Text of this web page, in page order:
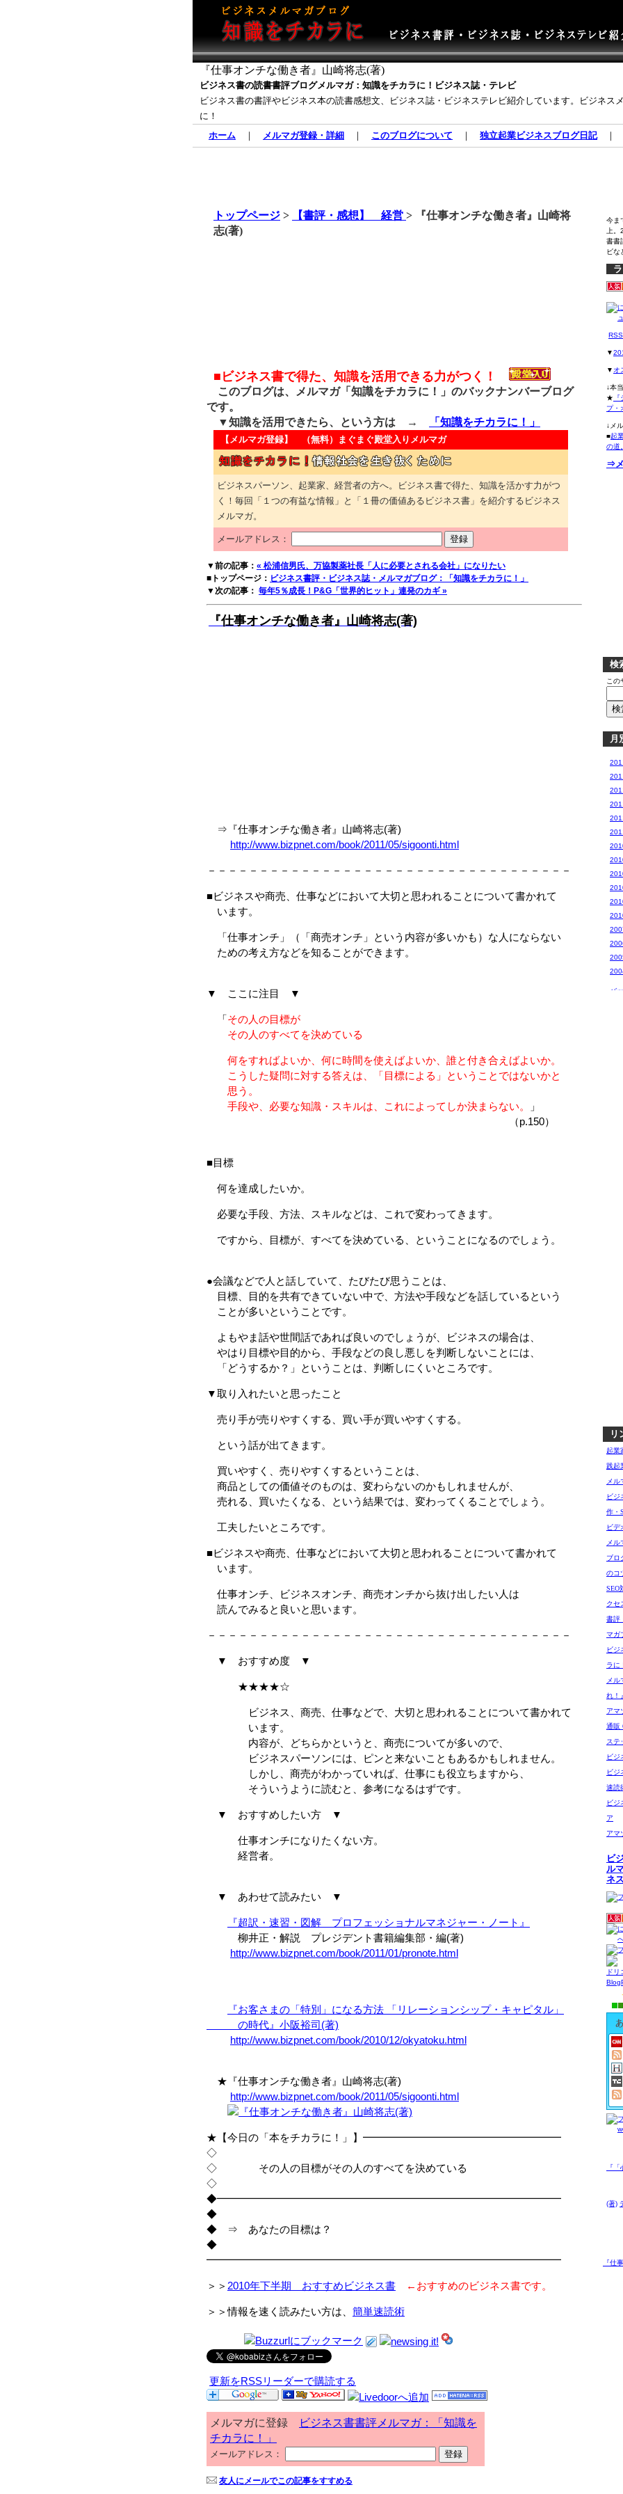
『仕事オンチな働き者』山崎将志(著)
ビジネス書の読書書評ブログメルマガ：知識をチカラに！ビジネス誌・テレビ
ビジネス書の書評やビジネス本の読書感想文、ビジネス誌・ビジネステレビ紹介しています。ビジネス
に！
ホーム ｜ メルマガ登録・詳細 ｜ このブログについて ｜ 独立起業ビジネスブログ日記｜
トップページ > 【書評・感想】 経営 > 『仕事オンチな働き者』山崎将
志(著)
■ビジネス書で得た、知識を活用できる力がつく！
このブログは、メルマガ「知識をチカラに！」のバックナンバーブログ
です。
▼知識を活用できたら、という方は →
「知識をチカラに！」
【メルマガ登録】 （無料） まぐまぐ殿堂入りメルマガ
ビジネスパーソン、起業家、経営者の方へ。ビジネス書で得た、知識を活かす力がつ
く！毎回「１つの有益な情報」と「１冊の価値あるビジネス書」を紹介するビジネス
メルマガ。
メールアドレス：
▼前の記事： « 松浦信男氏、万協製薬社長「人に必要とされる会社」になりたい
■トップページ： ビジネス書評・ビジネス誌・メルマガブログ：「知識をチカラに！」
▼次の記事： 毎年5％成長！P&G「世界的ヒット」連発のカギ »
『仕事オンチな働き者』山崎将志(著)
⇒『仕事オンチな働き者』山崎将志(著)
http://www.bizpnet.com/book/2011/05/sigoonti.html
－－－－－－－－－－－－－－－－－－－－－－－－－－－－－－－－－－－
■ビジネスや商売、仕事などにおいて大切と思われることについて書かれて
います。
「仕事オンチ」（「商売オンチ」という内容が多いかも）な人にならない
ための考え方などを知ることができます。
▼ ここに注目 ▼
「その人の目標が
その人のすべてを決めている
何をすればよいか、何に時間を使えばよいか、誰と付き合えばよいか。
こうした疑問に対する答えは、「目標による」ということではないかと
思う。
手段や、必要な知識・スキルは、これによってしか決まらない。
」
（p.150）
■目標
何を達成したいか。
必要な手段、方法、スキルなどは、これで変わってきます。
ですから、目標が、すべてを決めている、ということになるのでしょう。
●会議などで人と話していて、たびたび思うことは、
目標、目的を共有できていない中で、方法や手段などを話しているという
ことが多いということです。
よもやま話や世間話であれば良いのでしょうが、ビジネスの場合は、
やはり目標や目的から、手段などの良し悪しを判断しないことには、
「どうするか？」ということは、判断しにくいところです。
▼取り入れたいと思ったこと
売り手が売りやすくする、買い手が買いやすくする。
という話が出てきます。
買いやすく、売りやすくするということは、
商品としての価値そのものは、変わらないのかもしれませんが、
売れる、買いたくなる、という結果では、変わってくることでしょう。
工夫したいところです。
■ビジネスや商売、仕事などにおいて大切と思われることについて書かれて
います。
仕事オンチ、ビジネスオンチ、商売オンチから抜け出したい人は
読んでみると良いと思います。
－－－－－－－－－－－－－－－－－－－－－－－－－－－－－－－－－－－
▼ おすすめ度 ▼
★★★★☆
ビジネス、商売、仕事などで、大切と思われることについて書かれて
います。
内容が、どちらかというと、商売についてが多いので、
ビジネスパーソンには、ピンと来ないこともあるかもしれません。
しかし、商売がわかっていれば、仕事にも役立ちますから、
そういうように読むと、参考になるはずです。
▼ おすすめしたい方 ▼
仕事オンチになりたくない方。
経営者。
▼ あわせて読みたい ▼
『超訳・速習・図解 プロフェッショナルマネジャー・ノート』
柳井正・解説 プレジデント書籍編集部・編(著)
http://www.bizpnet.com/book/2011/01/pronote.html
『お客さまの「特別」になる方法 「リレーションシップ・キャピタル」
の時代』小阪裕司(著)
http://www.bizpnet.com/book/2010/12/okyatoku.html
★『仕事オンチな働き者』山崎将志(著)
http://www.bizpnet.com/book/2011/05/sigoonti.html
★【今日の「本をチカラに！」】━━━━━━━━━━━━━━━━━━━
◇
◇ その人の目標がその人のすべてを決めている
◇
◆━━━━━━━━━━━━━━━━━━━━━━━━━━━━━━━━━
◆
◆ ⇒ あなたの目標は？
◆
━━━━━━━━━━━━━━━━━━━━━━━━━━━━━━━━━━
＞＞ 2010年下半期 おすすめビジネス書 ←おすすめのビジネス書です。
＞＞情報を速く読みたい方は、 簡単速読術
更新をRSSリーダーで購読する
メルマガに登録
ビジネス書書評メルマガ：「知識を
チカラに！」
メールアドレス：
友人にメールでこの記事をすすめる
今ま
上
書書
ビな
▼
▼ オ
↓本
★
プ・
↓メ
■起
の道。
⇒
検
この
月
バ
リ
起業
践起
メ
ビジ
作・
ビデ
メル
ブロ
のコ
SEO
クセ
書評
マガ
ビジ
ラに
メ
れ！
アマ
通販
ステ
ビジ
ビジ
速読
ビ
ア
アマ
ビ
ル
ネ
ドリ
『
(著)
『仕